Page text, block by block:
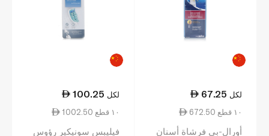
67.25 لكل
672.50 ١٠ قطع
أورال-بي فرشاة أسنان
100.25 لكل
1002.50 ١٠ قطع
فيليبس سونيكير رؤوس